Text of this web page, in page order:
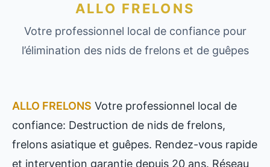
ALLO FRELONS
Votre professionnel local de confiance pour
l’élimination des nids de frelons et de guêpes
ALLO FRELONS Votre professionnel local de
confiance: Destruction de nids de frelons,
frelons asiatique et guêpes. Rendez-vous rapide
et intervention garantie depuis 20 ans. Réseau